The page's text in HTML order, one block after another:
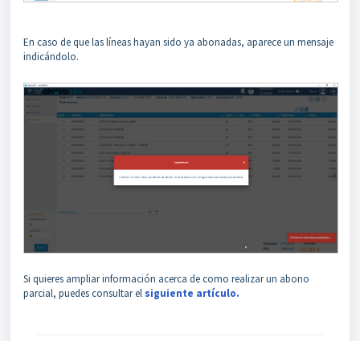
En caso de que las líneas hayan sido ya abonadas, aparece un mensaje
indicándolo.
Si quieres ampliar información acerca de como realizar un abono
parcial, puedes consultar el siguiente artículo.